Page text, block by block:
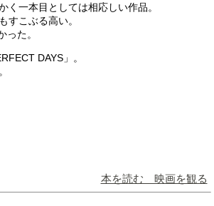
く一本目としては相応しい作品。
すこぶる高い。
った。
DAYS」。
本を読む 映画を観る